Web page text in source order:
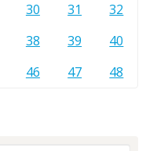
30 31
32
38 39
40
46 47 48